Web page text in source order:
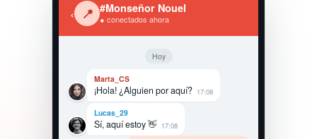
‹ 📍 #Monseñor Nouel
● conectados ahora
Hoy
Marta_CS
¡Hola! ¿Alguien por aquí? 17:08
Lucas_29
Sí, aquí estoy 👋 17:08